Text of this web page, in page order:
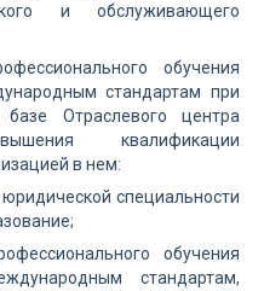
и обслуживающего
обучения
стандартам при
Отраслевого центра
квалификации
в нем:
специальности
обучения
стандартам,